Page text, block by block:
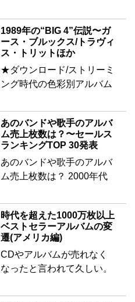
1989年の“BIG 4”伝説〜ガ
ース・ブルックス/トラヴィ
ス・トリットほか
★ダウンロード/ストリーミ
ング時代の色彩別アルバム
あのバンドや歌手のアルバ
ム売上枚数は？〜セールス
ランキングTOP 30発表
あのバンドや歌手のアルバ
ム売上枚数は？ 2000年代
時代を超えた1000万枚以上
ベストセラーアルバムの変
遷(アメリカ編)
CDやアルバムが売れなく
なったと言われて久しい。